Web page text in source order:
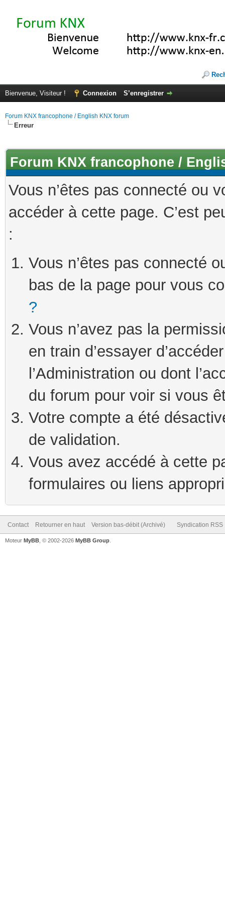
Bienvenue, Visiteur ! Connexion S’enregistrer
Forum KNX francophone / English KNX forum
Erreur
Forum KNX francophone /
Vous n’êtes pas connecté ou
accéder à cette page. C’est
:
Vous n’êtes pas connecté
bas de la page pour vous
?
Vous n’avez pas la
en train d’essayer
l’Administration ou dont
du forum pour voir si vous
Votre compte a été
de validation.
Vous avez accédé à cette
formulaires ou liens
Contact Retourner en haut Version bas-débit (Archivé) Syndication RSS
Moteur MyBB , © 2002-2026 MyBB Group